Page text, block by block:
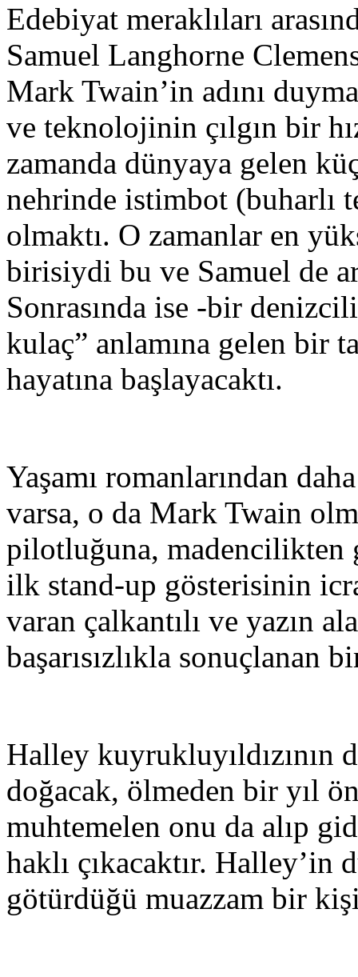
Edebiyat meraklıları
Samuel Langhorne
Mark Twain’in adını
ve teknolojinin çılgın bir
zamanda dünyaya gelen
nehrinde istimbot (buharlı
olmaktı. O zamanlar en
birisiydi bu ve Samuel de
Sonrasında ise -bir
kulaç” anlamına gelen bir
hayatına başlayacaktı.
Yaşamı romanlarından
varsa, o da Mark Twain
pilotluğuna, madencilikten
ilk stand-up gösterisinin
varan çalkantılı ve yazın
başarısızlıkla sonuçlanan
Halley kuyrukluyıldızının
doğacak, ölmeden bir yıl
muhtemelen onu da alıp
haklı çıkacaktır. Halley’in
götürdüğü muazzam bir